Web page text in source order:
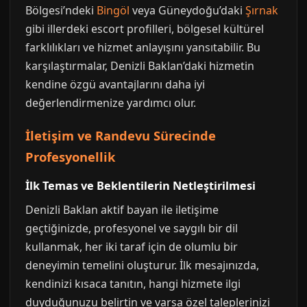
Bölgesi’ndeki Bingöl veya Güneydoğu’daki Şırnak
gibi illerdeki escort profilleri, bölgesel kültürel
farklılıkları ve hizmet anlayışını yansıtabilir. Bu
karşılaştırmalar, Denizli Baklan’daki hizmetin
kendine özgü avantajlarını daha iyi
değerlendirmenize yardımcı olur.
İletişim ve Randevu Sürecinde
Profesyonellik
İlk Temas ve Beklentilerin Netleştirilmesi
Denizli Baklan aktif bayan ile iletişime
geçtiğinizde, profesyonel ve saygılı bir dil
kullanmak, her iki taraf için de olumlu bir
deneyimin temelini oluşturur. İlk mesajınızda,
kendinizi kısaca tanıtın, hangi hizmete ilgi
duyduğunuzu belirtin ve varsa özel taleplerinizi